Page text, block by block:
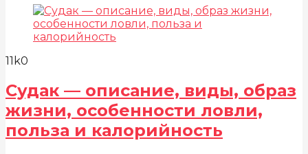
11k0
Судак — описание, виды, образ
жизни, особенности ловли,
польза и калорийность